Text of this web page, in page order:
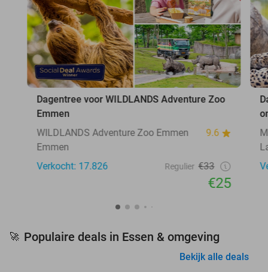
Dagentree voor WILDLANDS Adventure Zoo
Emmen
WILDLANDS Adventure Zoo Emmen
9.6
Emmen
Verkocht: 17.826
Regulier €33
€25
🚀 Populaire deals in Essen & omgeving
Bekijk alle deals